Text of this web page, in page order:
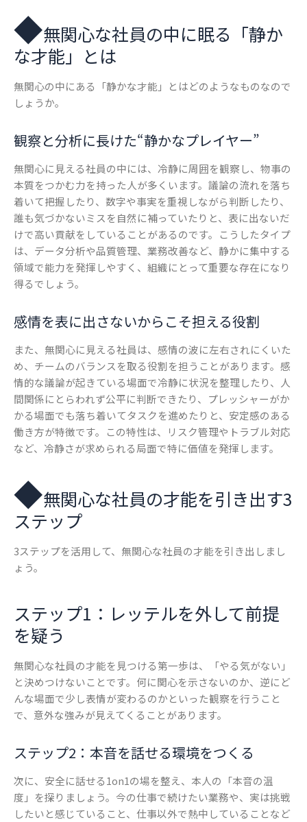
◆無関心な社員の中に眠る「静か
な才能」とは
無関心の中にある「静かな才能」とはどのようなものなので
しょうか。
観察と分析に長けた“静かなプレイヤー”
無関心に見える社員の中には、冷静に周囲を観察し、物事の
本質をつかむ力を持った人が多くいます。議論の流れを落ち
着いて把握したり、数字や事実を重視しながら判断したり、
誰も気づかないミスを自然に補っていたりと、表に出ないだ
けで高い貢献をしていることがあるのです。こうしたタイプ
は、データ分析や品質管理、業務改善など、静かに集中する
領域で能力を発揮しやすく、組織にとって重要な存在になり
得るでしょう。
感情を表に出さないからこそ担える役割
また、無関心に見える社員は、感情の波に左右されにくいた
め、チームのバランスを取る役割を担うことがあります。感
情的な議論が起きている場面で冷静に状況を整理したり、人
間関係にとらわれず公平に判断できたり、プレッシャーがか
かる場面でも落ち着いてタスクを進めたりと、安定感のある
働き方が特徴です。この特性は、リスク管理やトラブル対応
など、冷静さが求められる局面で特に価値を発揮します。
◆無関心な社員の才能を引き出す3
ステップ
3ステップを活用して、無関心な社員の才能を引き出しまし
ょう。
ステップ1：レッテルを外して前提
を疑う
無関心な社員の才能を見つける第一歩は、「やる気がない」
と決めつけないことです。何に関心を示さないのか、逆にど
んな場面で少し表情が変わるのかといった観察を行うこと
で、意外な強みが見えてくることがあります。
ステップ2：本音を話せる環境をつくる
次に、安全に話せる1on1の場を整え、本人の「本音の温
度」を探りましょう。今の仕事で続けたい業務や、実は挑戦
したいと感じていること、仕事以外で熱中していることなど